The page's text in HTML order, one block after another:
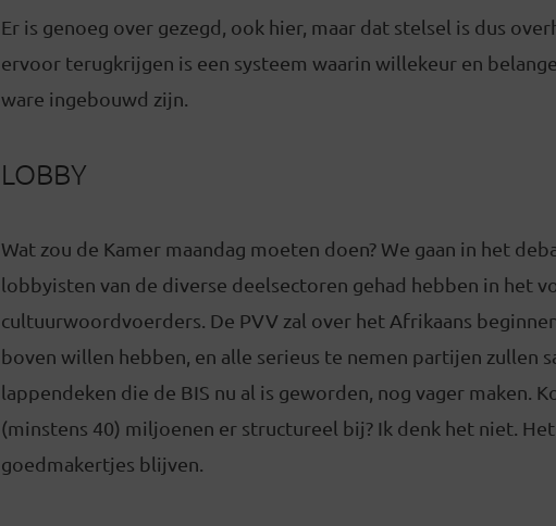
Er is genoeg over gezegd, ook hier, maar dat stelsel is dus
ervoor terugkrijgen is een systeem waarin willekeur en
ware ingebouwd zijn.
LOBBY
Wat zou de Kamer maandag moeten doen? We gaan in het
lobbyisten van de diverse deelsectoren gehad hebben in het
cultuurwoordvoerders. De PVV zal over het Afrikaans
boven willen hebben, en alle serieus te nemen partijen zullen
lappendeken die de BIS nu al is geworden, nog vager maken.
(minstens 40) miljoenen er structureel bij? Ik denk het niet.
goedmakertjes blijven.